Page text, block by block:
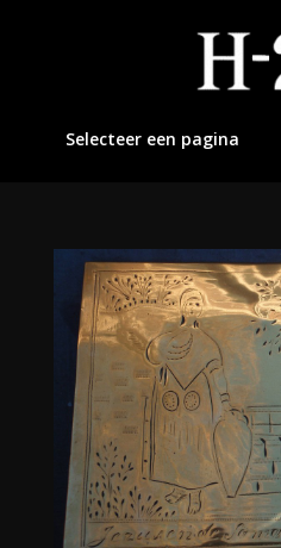
Selecteer een pagina